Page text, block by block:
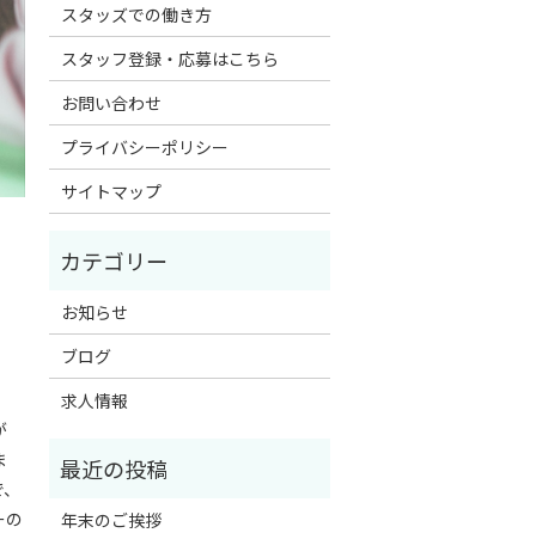
の
スタッズでの働き方
スタッフ登録・応募はこちら
お問い合わせ
プライバシーポリシー
サイトマップ
お知らせ
ブログ
求人情報
年末のご挨拶